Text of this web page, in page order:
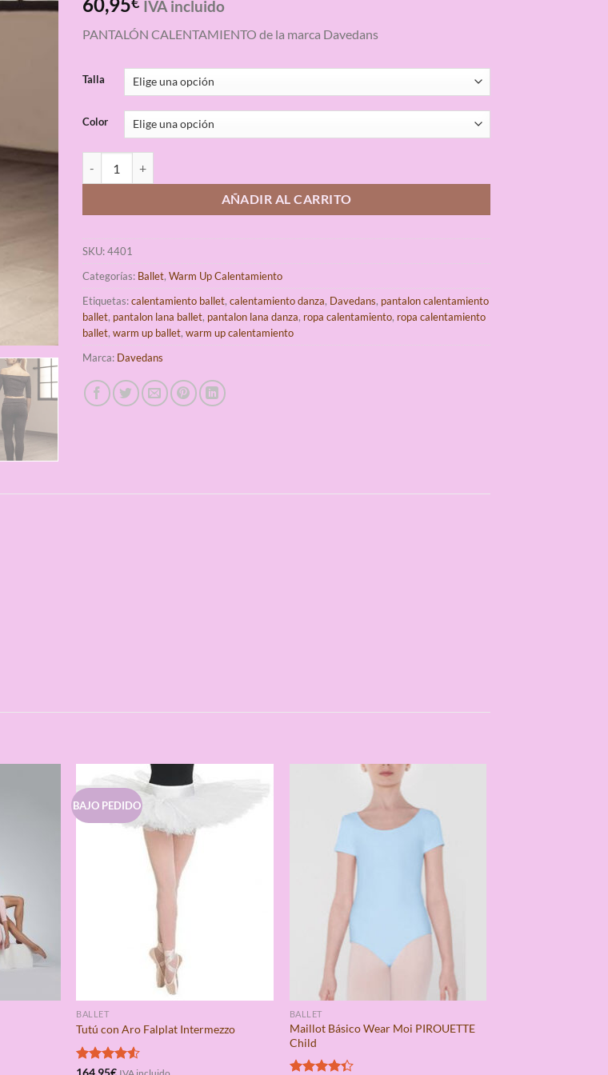
con4.67
base a
IVA incluido
PANTALÓN CALENTAMIENTO de la marca Davedans
Talla
Color
AÑADIR AL CARRITO
SKU:4401
Categorías: Ballet, Warm Up Calentamiento
Etiquetas:calentamiento ballet, calentamiento danza, Davedans, pantalon calentamiento
ballet, pantalon lana ballet, pantalon lana danza, ropa calentamiento, ropa calentamiento
ballet, warm up ballet, warm up calentamiento
Marca: Davedans
BAJO PEDIDO
BALLET
Tutú con Aro Falplat Intermezzo
Valorado
164,95€ IVA incluido
BALLET
Maillot Básico Wear Moi PIROUETTE
Child